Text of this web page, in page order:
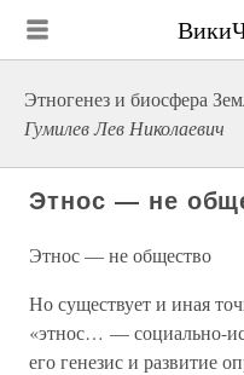
Этногенез и биосфера
Гумилев Лев Николаевич
Этнос — не
Этнос — не общество
Но существует и иная
«этнос… — социально-
его генезис и развитие